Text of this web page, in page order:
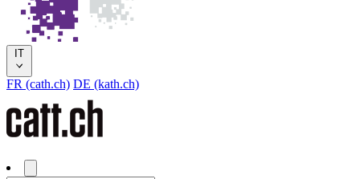
IT
FR (cath.ch) DE (kath.ch)